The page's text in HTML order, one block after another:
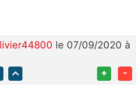
le 07/09/2020 à
+ -